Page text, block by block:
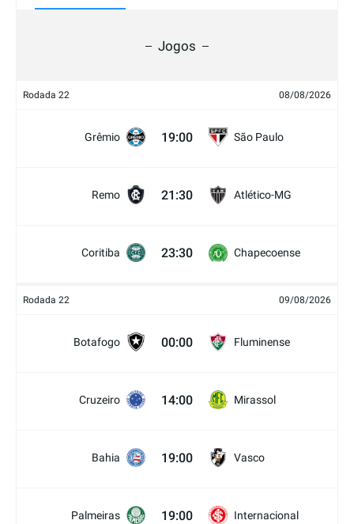
Jogos
Rodada 22 08/08/2026
Grêmio 19:00 São Paulo
Remo 21:30 Atlético-MG
Coritiba 23:30 Chapecoense
Rodada 22 09/08/2026
Botafogo 00:00 Fluminense
Cruzeiro 14:00 Mirassol
Bahia 19:00 Vasco
Palmeiras 19:00 Internacional